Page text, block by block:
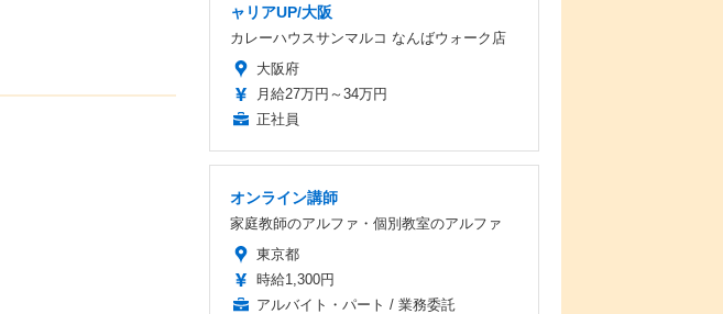
ャリアUP/大阪
カレーハウスサンマルコ なんばウォーク店
大阪府
月給27万円～34万円
正社員
オンライン講師
家庭教師のアルファ・個別教室のアルファ
東京都
時給1,300円
アルバイト・パート / 業務委託